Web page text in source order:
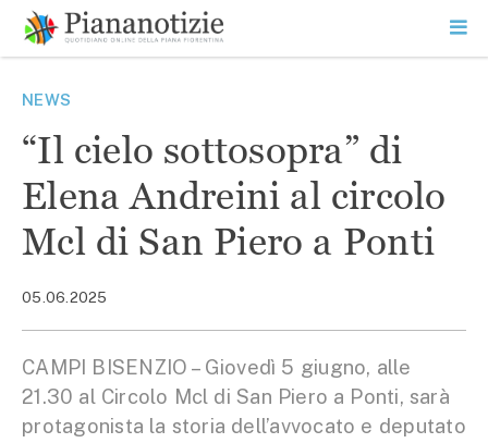
contenuto
SEARCH
NEWS
“Il cielo sottosopra” di
Elena Andreini al circolo
Mcl di San Piero a Ponti
05.06.2025
CAMPI BISENZIO – Giovedì 5 giugno, alle
21.30 al Circolo Mcl di San Piero a Ponti, sarà
protagonista la storia dell’avvocato e deputato